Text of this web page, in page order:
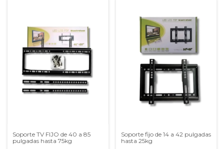
Soporte TV FIJO de 40 a 85
pulgadas hasta 75kg
Soporte fijo de 14 a 42 pulgadas
hasta 25kg